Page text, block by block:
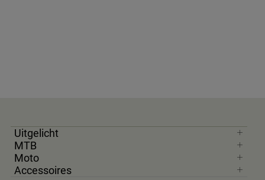
Uitgelicht
MTB
Moto
Accessoires